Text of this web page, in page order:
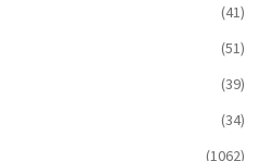
(41)
(51)
(39)
(34)
(1062)